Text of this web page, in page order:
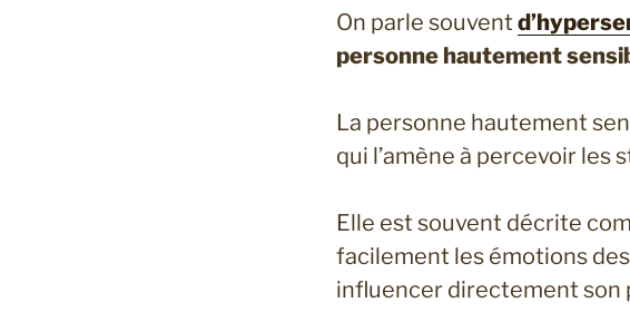
On parle souvent
personne hautement
La personne hautement
qui l’amène à percevoir les
Elle est souvent décrite
facilement les émotions
influencer directement son